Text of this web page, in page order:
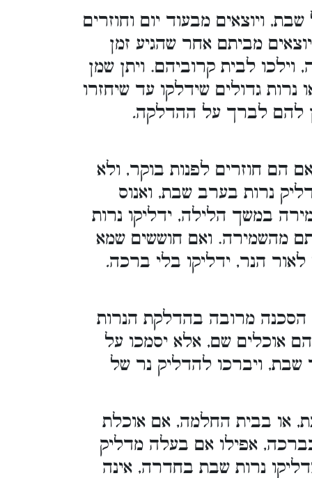
ויוצאים מבעוד יום וחוזרים
מביתם אחר שהגיע זמן
לבית קרוביהם. ויתן שמן
נרות גדולים שידלקו עד שיחזרו
להם לברך על ההדלקה.
הם חוזרים לפנות בוקר, ולא
נרות בערב שבת, ואנוס
במשך הלילה, ידליקו נרות
מהשמירה. ואם חוששים שמא
הנר, ידליקו בלי ברכה.
הסכנה מרובה בהדלקת הנרות
אוכלים שם, אלא יסמכו על
שבת, ויברכו להדליק נר של
או בבית החלמה, אם אוכלת
אפילו אם בעלה מדליק
נרות שבת בחדרה, אינה